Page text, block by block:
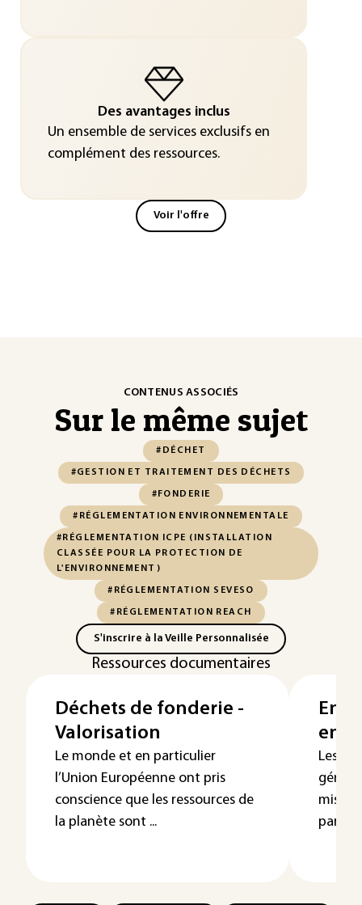
Des avantages inclus
Un ensemble de services exclusifs en
complément des ressources.
Voir l'offre
CONTENUS ASSOCIÉS
Sur le même sujet
#DÉCHET
#GESTION ET TRAITEMENT DES DÉCHETS
#FONDERIE
#RÉGLEMENTATION ENVIRONNEMENTALE
#RÉGLEMENTATION ICPE (INSTALLATION
CLASSÉE POUR LA PROTECTION DE
L'ENVIRONNEMENT)
#RÉGLEMENTATION SEVESO
#RÉGLEMENTATION REACH
S'inscrire à la Veille Personnalisée
Ressources documentaires
Déchets de fonderie -
Valorisation
Le monde et en particulier
l’Union Européenne ont pris
conscience que les ressources de
la planète sont ...
en
Les
mis